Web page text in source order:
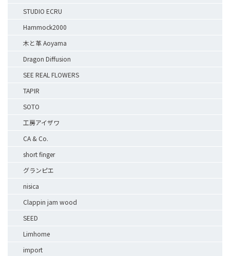
STUDIO ECRU
Hammock2000
木と革 Aoyama
Dragon Diffusion
SEE REAL FLOWERS
TAPIR
SOTO
工房アイザワ
CA & Co.
short finger
グランピエ
nisica
Clappin jam wood
SEED
Limhome
import